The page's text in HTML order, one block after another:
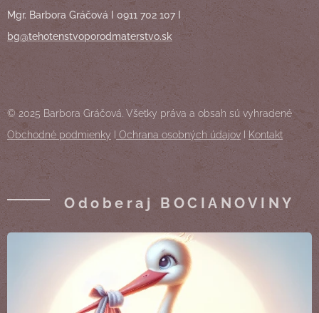
Mgr. Barbora Gráčová I 0911 702 107 I
bg@tehotenstvoporodmaterstvo.sk
© 2025 Barbora Gráčová. Všetky práva a obsah sú vyhradené
Obchodné podmienky I Ochrana osobných údajov I Kontakt
Odoberaj BOCIANOVINY